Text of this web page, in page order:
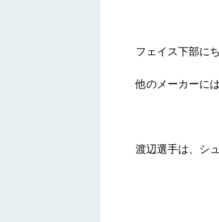
フェイス下部に
他のメーカーに
渡辺選手は、シ